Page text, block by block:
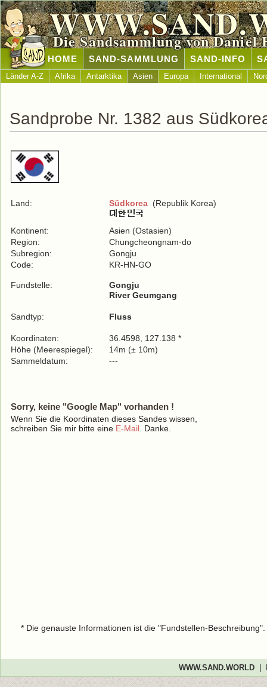
Die Sandsammlung von Daniel
HOME SAND-SAMMLUNG SAND-INFO
Länder A-Z Afrika Antarktika Asien Europa International
Sandprobe Nr. 1382 aus
Land: Südkorea (Republik Korea)
Kontinent:
Asien (Ostasien)
Region:
Chungcheongnam-do
Subregion:
Gongju
Code:
KR-HN-GO
Fundstelle:
Gongju
River Geumgang
Sandtyp: Fluss
Koordinaten:
36.4598, 127.138 *
Höhe (Meerespiegel):
14m (± 10m)
Sammeldatum:
---
Sorry, keine "Google Map" vorhanden !
Wenn Sie die Koordinaten dieses Sandes wissen,
schreiben Sie mir bitte eine E-Mail . Danke.
* Die genauste Informationen ist die "Fundstellen-
WWW.SAND.WORLD|